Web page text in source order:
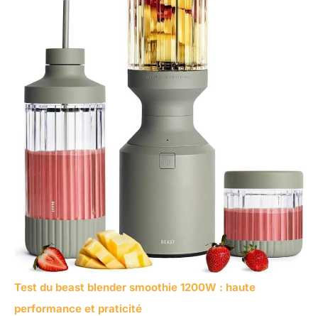
Test du beast blender smoothie 1200W : haute
performance et praticité